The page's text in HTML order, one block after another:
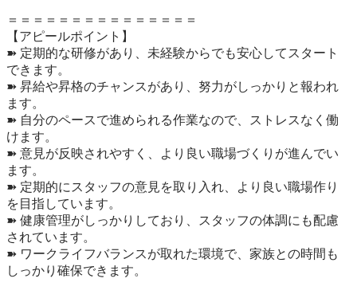
＝＝＝＝＝＝＝＝＝＝＝＝＝＝＝
【アピールポイント】
➽ 定期的な研修があり、未経験からでも安心してスタート
できます。
➽ 昇給や昇格のチャンスがあり、努力がしっかりと報われ
ます。
➽ 自分のペースで進められる作業なので、ストレスなく働
けます。
➽ 意見が反映されやすく、より良い職場づくりが進んでい
ます。
➽ 定期的にスタッフの意見を取り入れ、より良い職場作り
を目指しています。
➽ 健康管理がしっかりしており、スタッフの体調にも配慮
されています。
➽ ワークライフバランスが取れた環境で、家族との時間も
しっかり確保できます。